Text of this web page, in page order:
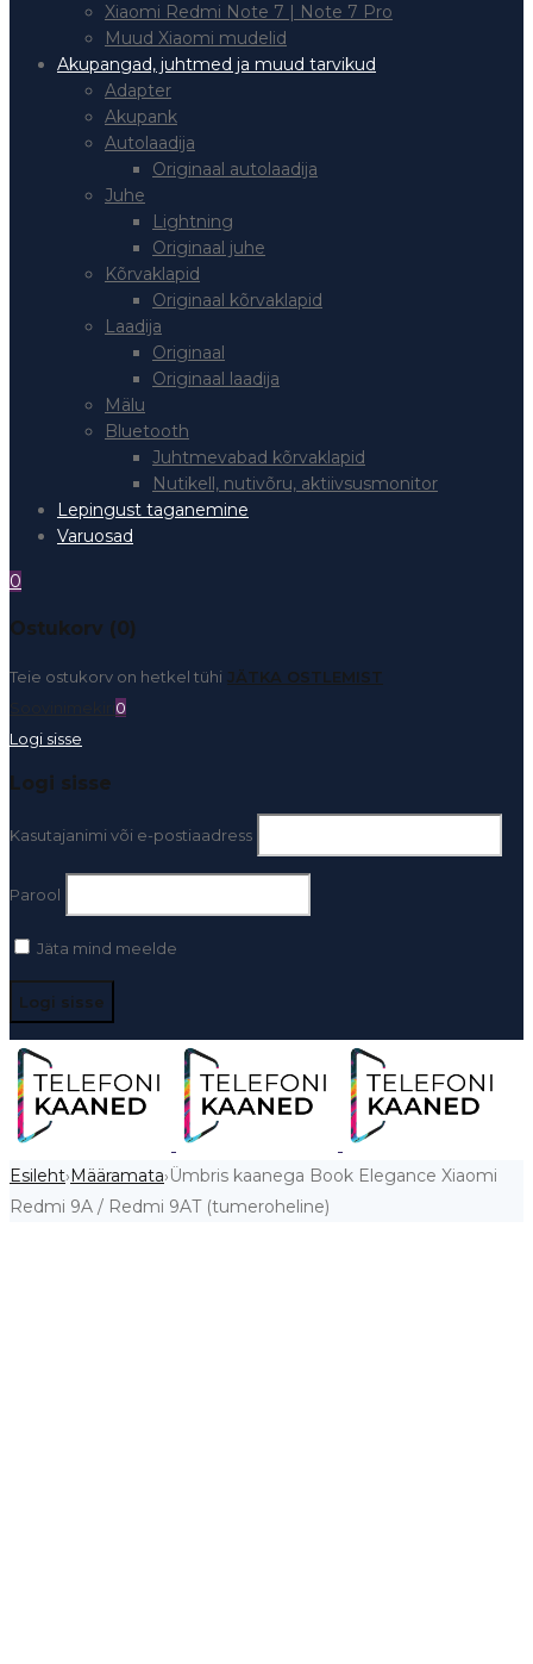
Xiaomi Redmi Note 7 | Note 7 Pro
Muud Xiaomi mudelid
Akupangad, juhtmed ja muud tarvikud
Adapter
Akupank
Autolaadija
Originaal autolaadija
Juhe
Lightning
Originaal juhe
Kõrvaklapid
Originaal kõrvaklapid
Laadija
Originaal
Originaal laadija
Mälu
Bluetooth
Juhtmevabad kõrvaklapid
Nutikell, nutivõru, aktiivsusmonitor
Lepingust taganemine
Varuosad
0
Ostukorv (0)
Teie ostukorv on hetkel tühi JÄTKA OSTLEMIST
0
Logi sisse
Logi sisse
Kasutajanimi või e-postiaadress
Parool
Jäta mind meelde
Esileht›Määramata›Ümbris kaanega Book Elegance Xiaomi
Redmi 9A / Redmi 9AT (tumeroheline)